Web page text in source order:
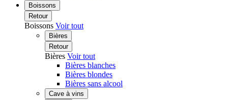
Boissons
Retour
Boissons Voir tout
Bières
Retour
Bières Voir tout
Bières blanches
Bières blondes
Bières sans alcool
Cave à vins